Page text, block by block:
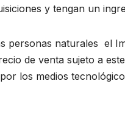
y tengan un
personas naturales el
de venta sujeto a
los medios